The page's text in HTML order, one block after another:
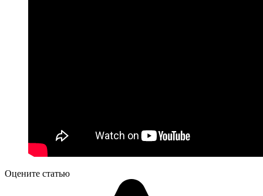
Оцените статью